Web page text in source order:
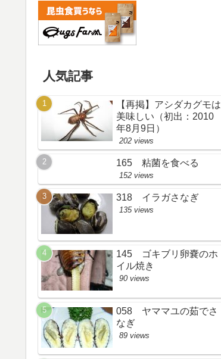
人気記事
【再掲】アシダカグモは
美味しい（初出：2010
年8月9日）
202 views
165 粘菌を食べる
152 views
318 イラガさなぎ
135 views
145 ゴキブリ卵嚢のホ
イル焼き
90 views
058 ヤママユの茹でさ
なぎ
89 views